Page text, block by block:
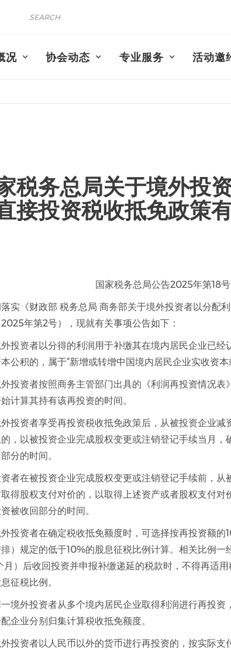
况 协会动态 专业服务 活动邀
税务总局关于境外投
接投资税收抵免政策
国家税务总局公告2025年第18号
实《财政部 税务总局 商务部关于境外投资者以分配
年第2号），现就有关事项公告如下：
投资者以分得的利润用于补缴其在境内居民企业已经
公积的，属于“新增或转增中国境内居民企业实收资本
投资者按照商务主管部门出具的《利润再投资情况表
计算其持有该再投资的时间。
投资者享受再投资税收抵免政策后，从被投资企业减
，以被投资企业完成股权变更或注销登记手续当月，
分的时间。
者在被投资企业完成股权变更或注销登记手续前，从
得股权支付对价的，以取得上述资产或者股权支付对
被收回部分的时间。
投资者在确定税收抵免额度时，可选择按再投资额的
排）规定的低于10%的股息征税比例计算。相关比例
月）后收回投资并申报补缴递延的税款时，不得再适
征税比例。
境外投资者从多个境内居民企业取得利润进行再投资
企业分别归集计算税收抵免额度。
投资者以人民币以外的货币进行再投资的，按实际支